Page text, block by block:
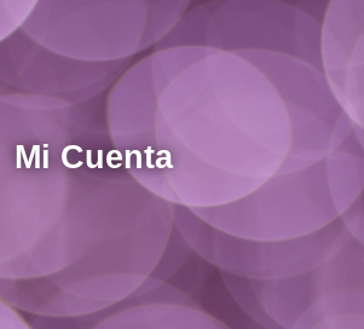
COP $
Mi Cuenta